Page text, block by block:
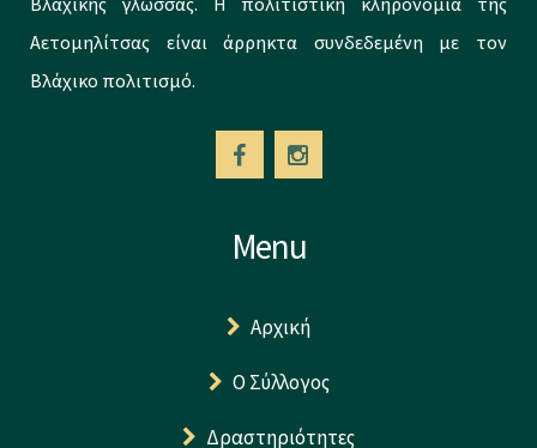
Αετομηλίτσας είναι άρρηκτα συνδεδεμένη με τον
Βλάχικο πολιτισμό.
Menu
Αρχική
Ο Σύλλογος
Δραστηριότητες